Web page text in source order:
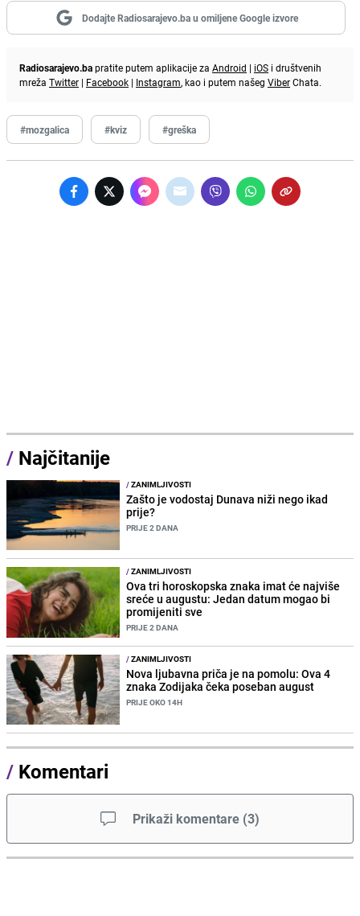
Dodajte Radiosarajevo.ba u omiljene Google izvore
Radiosarajevo.bapratite putem aplikacije za Android | iOS i društvenih
mreža Twitter | Facebook | Instagram, kao i putem našeg ViberChata.
#mozgalica #kviz #greška
/ Najčitanije
/ZANIMLJIVOSTI
Zašto je vodostaj Dunava niži nego ikad
prije?
PRIJE 2 DANA
/ZANIMLJIVOSTI
Ova tri horoskopska znaka imat će najviše
sreće u augustu: Jedan datum mogao bi
promijeniti sve
PRIJE 2 DANA
/ZANIMLJIVOSTI
Nova ljubavna priča je na pomolu: Ova 4
znaka Zodijaka čeka poseban august
PRIJE OKO 14H
/ Komentari
Prikaži komentare (3)